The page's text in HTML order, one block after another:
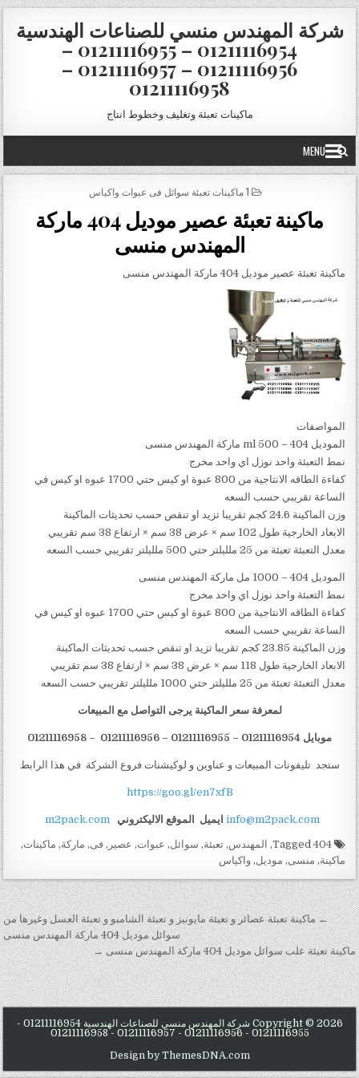
Skip to content
شركة المهندس منسي للصناعات الهندسية
01211116954 – 01211116955 –
01211116956 – 01211116957 –
01211116958
ماكينات تعبئة وتغليف وخطوط انتاج
MENU
POSTED IN1 ماكينات تعبئة سوائل فى عبوات واكياس
ماكينة تعبئة عصير موديل 404 ماركة
المهندس منسى
ماكينة تعبئة عصير موديل 404 ماركة المهندس منسى
المواصفات
الموديل 404 – 500 ml ماركة المهندس منسى
نمط التعبئة واحد نوزل اي واحد مخرج
كفاءة الطاقه الانتاجية من 800 عبوة او كيس حتي 1700 عبوه او كيس في
الساعة تقريبي حسب السعه
وزن الماكينة 24.6 كجم تقريبا تزيد او تنقص حسب تحديثات الماكينة
الابعاد الخارجية طول 102 سم × عرض 38 سم × ارتفاع 38 سم تقريبي
معدل التعبئة تعبئة من 25 ملليلتر حتي 500 ملليلتر تقريبي حسب السعه
الموديل 404 – 1000 مل ماركة المهندس منسى
نمط التعبئة واحد نوزل اي واحد مخرج
كفاءة الطاقه الانتاجية من 800 عبوة او كيس حتي 1700 عبوه او كيس في
الساعة تقريبي حسب السعه
وزن الماكينة 23.85 كجم تقريبا تزيد او تنقص حسب تحديثات الماكينة
الابعاد الخارجية طول 118 سم × عرض 38 سم × ارتفاع 38 سم تقريبي
معدل التعبئة تعبئة من 25 ملليلتر حتي 1000 ملليلتر تقريبي حسب السعه
لمعرفة سعر الماكينة يرجى التواصل مع المبيعات
موبايل 01211116954 – 01211116955 – 01211116956 – 01211116958
ستجد تليفونات المبيعات و عناوين و لوكيشنات فروع الشركة في هذا الرابط
https://goo.gl/en7xfB
info@m2pack.com ايميل الموقع الاليكتروني m2pack.com
Tagged
404
, المهندس,تعبئة, سوائل, عبوات, عصير ,فى, ماركة, ماكينات,
ماكينة, منسى, موديل,واكياس
تصفّح المقالات
← ماكينة تعبئة عصائر و تعبئة مايونيز و تعبئة الشامبو و تعبئة العسل وغيرها من
سوائل موديل 404 ماركة المهندس منسى
ماكينة تعبئة علب سوائل موديل 404 ماركة المهندس منسى →
Copyright © 2026 شركة المهندس منسي للصناعات الهندسية 01211116954 -
01211116955 - 01211116956 - 01211116957 - 01211116958
Design by ThemesDNA.com